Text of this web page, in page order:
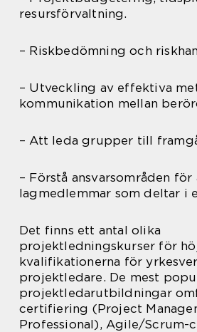
resursförvaltning.
– Riskbedömning och
– Utveckling av effektiva
kommunikation mellan
– Att leda grupper till
– Förstå ansvarsområden för
lagmedlemmar som deltar i
Det finns ett antal olika
projektledningskurser för
kvalifikationerna för
projektledare. De mest
projektledarutbildningar
certifiering (Project
Professional), Agile/Scrum-